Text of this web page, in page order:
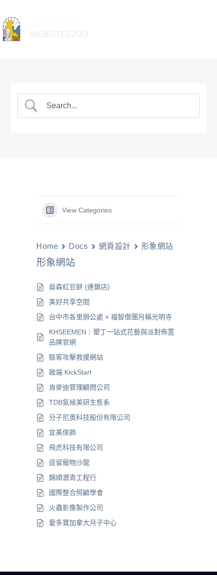
WEBSITESZOO
View Categories
Home Docs 網頁設計 形象網站
形象網站
燊森紅豆餅 (連鎖店)
美好共享空間
台中市各里辦公處 × 福智僧團月稱光明寺
KHSEEMEN｜墾丁一站式花藝與派對佈置
品牌官網
駭客攻擊救援網站
啟端 KickStart
肯麥迪管理顧問公司
TDB氣候美研生態系
分子尼奧科技股份有限公司
宜美傢飾
飛虎科技有限公司
逗留寵物沙龍
錦順瀝青工程行
國際整合照顧學會
火蟲影像製作公司
愛多寶加拿大月子中心